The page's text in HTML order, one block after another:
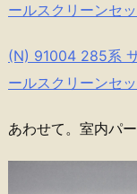
ールスクリーンセッ
(N) 91004 285系
ールスクリーンセ
あわせて。室内パ